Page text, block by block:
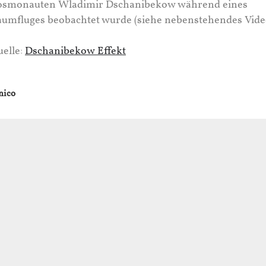
Wladimir Dschanibekow während eines
beobachtet wurde (siehe nebenstehendes
Dschanibekow Effekt